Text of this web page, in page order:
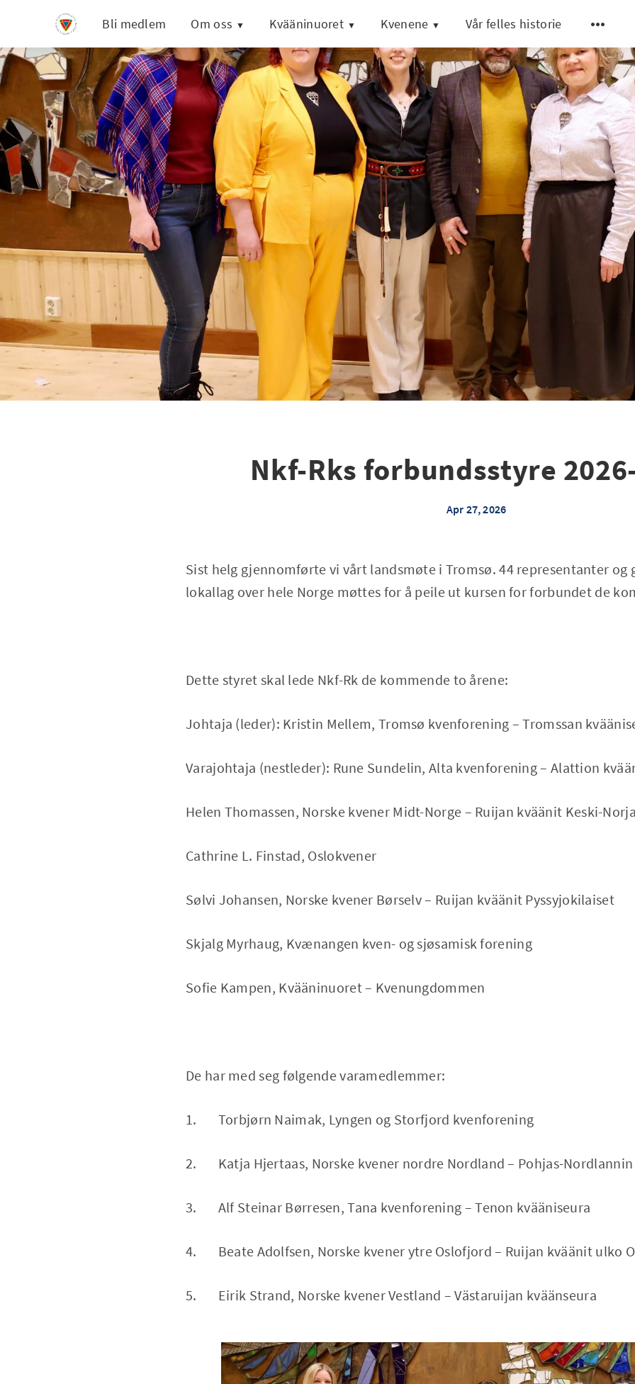
Bli medlem Om oss Kvääninuoret Kvenene Vår felles historie
Nkf-Rks forbundsstyre
Apr 27, 2026
Sist helg gjennomførte vi vårt landsmøte i Tromsø. 44 representanter og
lokallag over hele Norge møttes for å peile ut kursen for forbundet de
Dette styret skal lede Nkf-Rk de kommende to årene:
Johtaja (leder): Kristin Mellem, Tromsø kvenforening – Tromssan
Varajohtaja (nestleder): Rune Sundelin, Alta kvenforening – Alattion
Helen Thomassen, Norske kvener Midt-Norge – Ruijan kväänit Keski-Norja
Cathrine L. Finstad, Oslokvener
Sølvi Johansen, Norske kvener Børselv – Ruijan kväänit Pyssyjokilaiset
Skjalg Myrhaug, Kvænangen kven- og sjøsamisk forening
Sofie Kampen, Kvääninuoret – Kvenungdommen
De har med seg følgende varamedlemmer:
1. Torbjørn Naimak, Lyngen og Storfjord kvenforening
2. Katja Hjertaas, Norske kvener nordre Nordland – Pohjas-Nordlannin
3. Alf Steinar Børresen, Tana kvenforening – Tenon kvääniseura
4. Beate Adolfsen, Norske kvener ytre Oslofjord – Ruijan kväänit ulko
5. Eirik Strand, Norske kvener Vestland – Västaruijan kväänseura